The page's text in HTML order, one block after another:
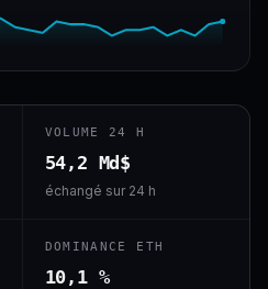
VOLUME 24 H
54,2 Md$
échangé sur 24 h
DOMINANCE ETH
10,1 %